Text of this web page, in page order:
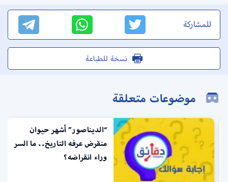
للمشاركة
نسخة للطباعة
موضوعات متعلقة
“الديناصور” أشهر حيوان
منقرض عرفه التاريخ.. ما السر
وراء انقراضه؟